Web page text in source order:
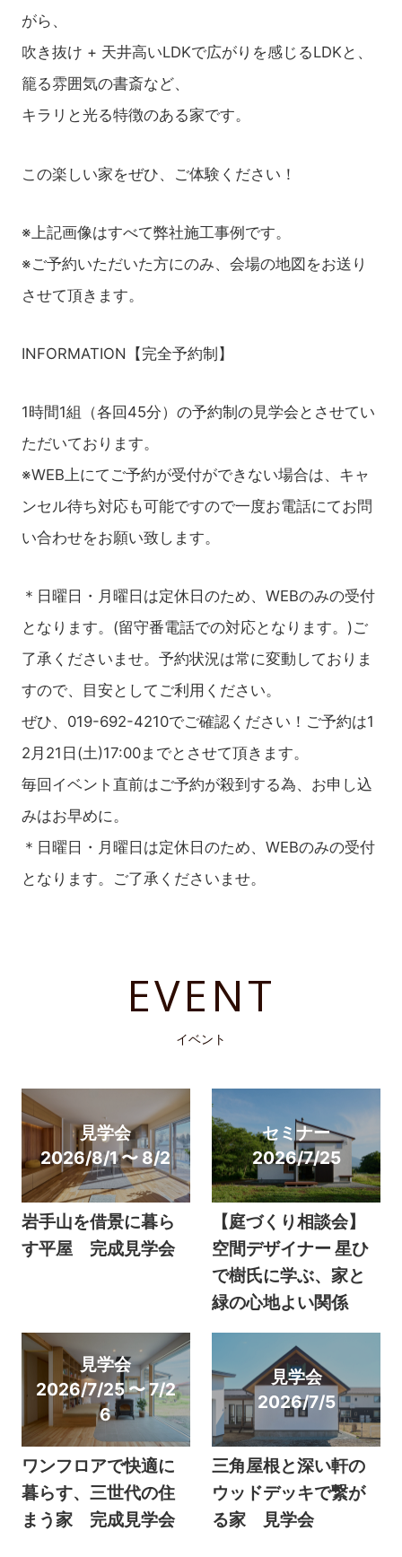
がら、
吹き抜け + 天井高いLDKで広がりを感じるLDKと、
籠る雰囲気の書斎など、
キラリと光る特徴のある家です。
この楽しい家をぜひ、ご体験ください！
※上記画像はすべて弊社施工事例です。
※ご予約いただいた方にのみ、会場の地図をお送り
させて頂きます。
INFORMATION【完全予約制】
1時間1組（各回45分）の予約制の見学会とさせてい
ただいております。
※WEB上にてご予約が受付ができない場合は、キャ
ンセル待ち対応も可能ですので一度お電話にてお問
い合わせをお願い致します。
＊日曜日・月曜日は定休日のため、WEBのみの受付
となります。(留守番電話での対応となります。)ご
了承くださいませ。予約状況は常に変動しておりま
すので、目安としてご利用ください。
ぜひ、019-692-4210でご確認ください！ご予約は1
2月21日(土)17:00までとさせて頂きます。
毎回イベント直前はご予約が殺到する為、お申し込
みはお早めに。
＊日曜日・月曜日は定休日のため、WEBのみの受付
となります。ご了承くださいませ。
EVENT
イベント
見学会
2026/8/1 〜 8/2
岩手山を借景に暮ら
す平屋 完成見学会
セミナー
2026/7/25
【庭づくり相談会】
空間デザイナー 星ひ
で樹氏に学ぶ、家と
緑の心地よい関係
見学会
2026/7/25 〜 7/2
6
ワンフロアで快適に
暮らす、三世代の住
まう家 完成見学会
見学会
2026/7/5
三角屋根と深い軒の
ウッドデッキで繋が
る家 見学会